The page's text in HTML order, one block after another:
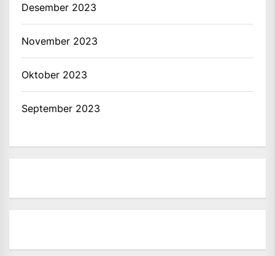
Desember 2023
November 2023
Oktober 2023
September 2023